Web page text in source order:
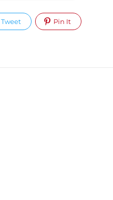
Tweet Pin It